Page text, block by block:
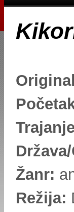
Žanr:
Režija: